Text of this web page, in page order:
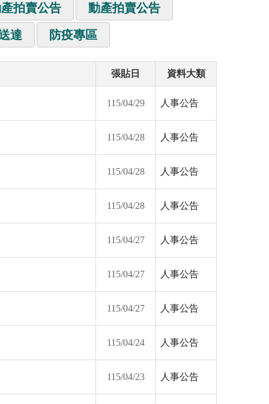
拍賣公告 動產拍賣公告
達 防疫專區
張貼日 資料大類
115/04/29 人事公告
115/04/28 人事公告
115/04/28 人事公告
115/04/28 人事公告
115/04/27 人事公告
115/04/27 人事公告
115/04/27 人事公告
115/04/24 人事公告
115/04/23 人事公告